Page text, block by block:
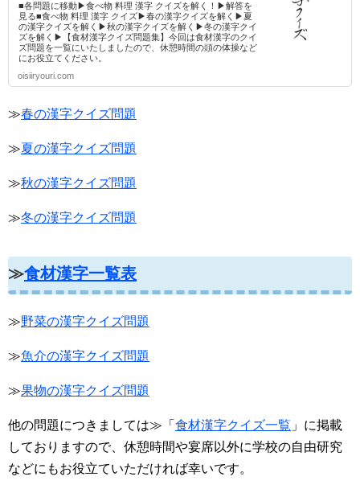
■各問題に移動▶食べ物 料理 漢字 クイズを解く！▶解答を
見る■食べ物 料理 漢字 クイズ▶春の漢字クイズを解く▶夏
の漢字クイズを解く▶秋の漢字クイズを解く▶冬の漢字クイ
ズを解く▶【食材漢字クイズ問題集】今回は食材漢字のクイ
ズ問題を一覧にいたしましたので、休憩時間の頭の体操など
にお役立てください。
oisiiryouri.com
≫春の漢字クイズ問題
≫夏の漢字クイズ問題
≫秋の漢字クイズ問題
≫冬の漢字クイズ問題
≫食材漢字一覧表
≫野菜の漢字クイズ問題
≫魚介の漢字クイズ問題
≫果物の漢字クイズ問題
他の問題につきましては≫「 食材漢字クイズ一覧 」に掲載
しておりますので、休憩時間や宴席以外に学校の自由研究
などにもお役立ていただければ幸いです。